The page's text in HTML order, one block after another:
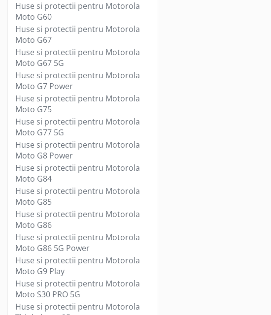
Hub-uri USB 2.0
Hub-uri USB 3.0
Incarcatoare Laptop
Auto si retea
Priza bricheta auto
Priza retea
Incarcator USB
Priza bricheta auto
Priza retea
Microfoane
Microfoane Wireless & Bluetooth
Microfon cu fir
Mouse
Mouse USB
Mouse wireless
Mouse Pad
Color
Cu suport
Design
Multimedia Player
Radio Player
Unitati optice externe
Paste termoconductoare
Huse si protectii pentru Motorola
Moto G60
Huse si protectii pentru Motorola
Moto G67
Huse si protectii pentru Motorola
Moto G67 5G
Huse si protectii pentru Motorola
Moto G7 Power
Huse si protectii pentru Motorola
Moto G75
Huse si protectii pentru Motorola
Moto G77 5G
Huse si protectii pentru Motorola
Moto G8 Power
Huse si protectii pentru Motorola
Moto G84
Huse si protectii pentru Motorola
Moto G85
Huse si protectii pentru Motorola
Moto G86
Huse si protectii pentru Motorola
Moto G86 5G Power
Huse si protectii pentru Motorola
Moto G9 Play
Huse si protectii pentru Motorola
Moto S30 PRO 5G
Huse si protectii pentru Motorola